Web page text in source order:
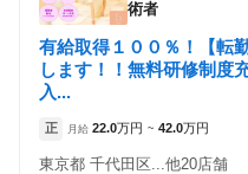
術者
有給取得１００％！【転
します！！無料研修制度
入...
正 月給 22.0万円 ~ 42.0万円
東京都 千代田区...他20店舗